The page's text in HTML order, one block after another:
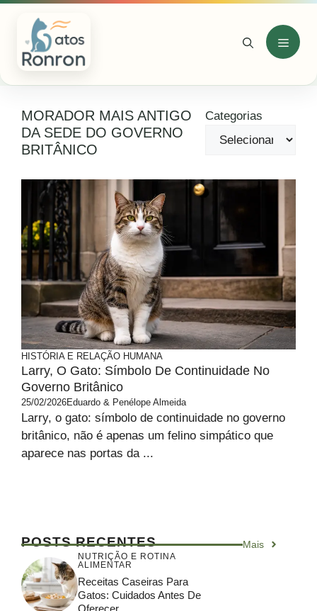
Pular
conteúdo
Menu
MORADOR MAIS ANTIGO
DA SEDE DO GOVERNO
BRITÂNICO
Categorias
HISTÓRIA E RELAÇÃO HUMANA
Larry, O Gato: Símbolo De Continuidade No
Governo Britânico
25/02/2026Eduardo & Penélope Almeida
Larry, o gato: símbolo de continuidade no governo
britânico, não é apenas um felino simpático que
aparece nas portas da ...
POSTS RECENTES Mais
NUTRIÇÃO E ROTINA
ALIMENTAR
Receitas Caseiras Para
Gatos: Cuidados Antes De
Oferecer